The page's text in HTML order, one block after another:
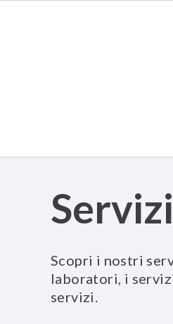
Scopri i nostri
laboratori, i
servizi.